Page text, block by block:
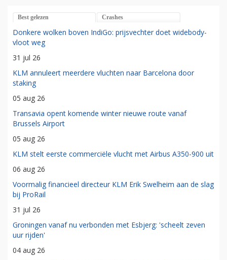
Best gelezen Crashes
Donkere wolken boven IndiGo: prijsvechter doet widebody-
vloot weg
31 jul 26
KLM annuleert meerdere vluchten naar Barcelona door
staking
05 aug 26
Transavia opent komende winter nieuwe route vanaf
Brussels Airport
05 aug 26
KLM stelt eerste commerciële vlucht met Airbus A350-900 uit
06 aug 26
Voormalig financieel directeur KLM Erik Swelheim aan de slag
bij ProRail
31 jul 26
Groningen vanaf nu verbonden met Esbjerg: 'scheelt zeven
uur rijden'
04 aug 26